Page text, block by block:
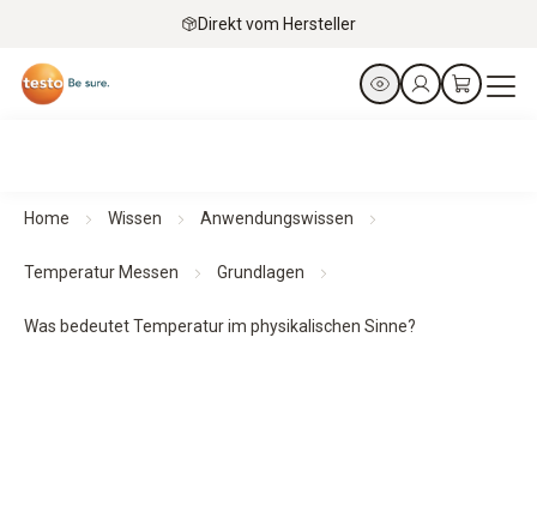
Direkt vom Hersteller
Home Wissen Anwendungswissen
Temperatur Messen Grundlagen
Was bedeutet Temperatur im physikalischen Sinne?